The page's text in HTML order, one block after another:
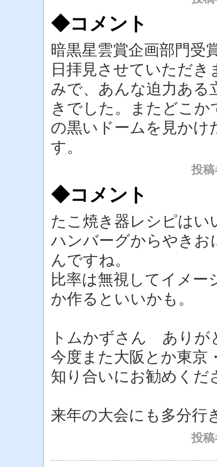
◆コメント
暗黒星雲賞企画部門受
日拝見させていただ
みで、あんな迫力ある
きでした。またどこ
の黒いドームを見かけ
す。
投
◆コメント
たこ焼き器レシピはい
ハンバーグからやき
んですね。
比率は無視してイメー
か作るといいかも。
トムかずさん ありが
今度また大阪とか東京
知り合いにお勧めくだ
来年の大会にも多分行
投